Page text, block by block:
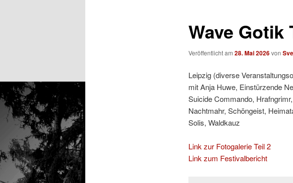
Wave Gotik
Veröffentlicht am 28. Mai 2026von
Leipzig (diverse
mit Anja Huwe, Einstürzende
Suicide Commando,
Nachtmahr, Schöngeist,
Solis, Waldkauz
Link zur Fotogalerie Teil 2
Link zum Festivalbericht